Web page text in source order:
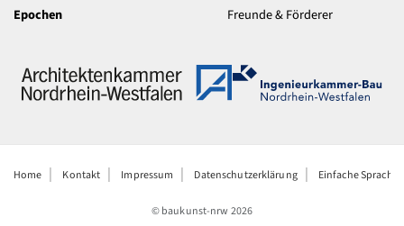
Epochen
Freunde & Förderer
Home Kontakt Impressum Datenschutzerklärung Einfache Sprache
© baukunst-nrw2026